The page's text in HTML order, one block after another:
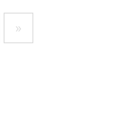
»